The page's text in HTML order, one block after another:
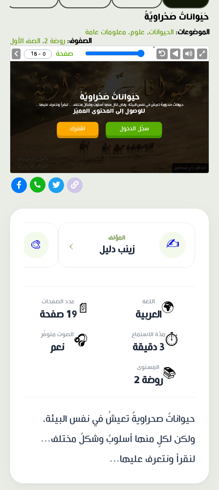
حَيَواناتٌ صَحْراويَّةٌ
الموضوعات: الحيوانات، علوم، معلومات عامة
الصفوف: روضة 2 ، الصف الأول
صفحة 0 - 18
حَيَواناتٌ صَحْراويَّةٌ
حيواناتٌ صحراويةٌ تعيشُ في نفس البيئة، ولكن لكلٍ منها أسلوبٌ وشكلٌ مختلف... لنقرأ ونتعرف عليها...
للوصول إلى المحتوى المميّز
سجّل الدخول اشترك
الناشر: دار عصافير
✍️ المؤلف
زينب دليل ›
🎨
🌍 اللغة
العربية 📄
عدد الصفحات
19 صفحة
⏱️مدّة الاستماع
3 دقيقة
🎧الصوت متوفّر
نعم
📚 المستوى
روضة 2
حيواناتٌ صحراويةٌ تعيشُ في نفس البيئة،
ولكن لكلٍ منها أسلوبٌ وشكلٌ مختلف...
لنقرأ ونتعرف عليها...